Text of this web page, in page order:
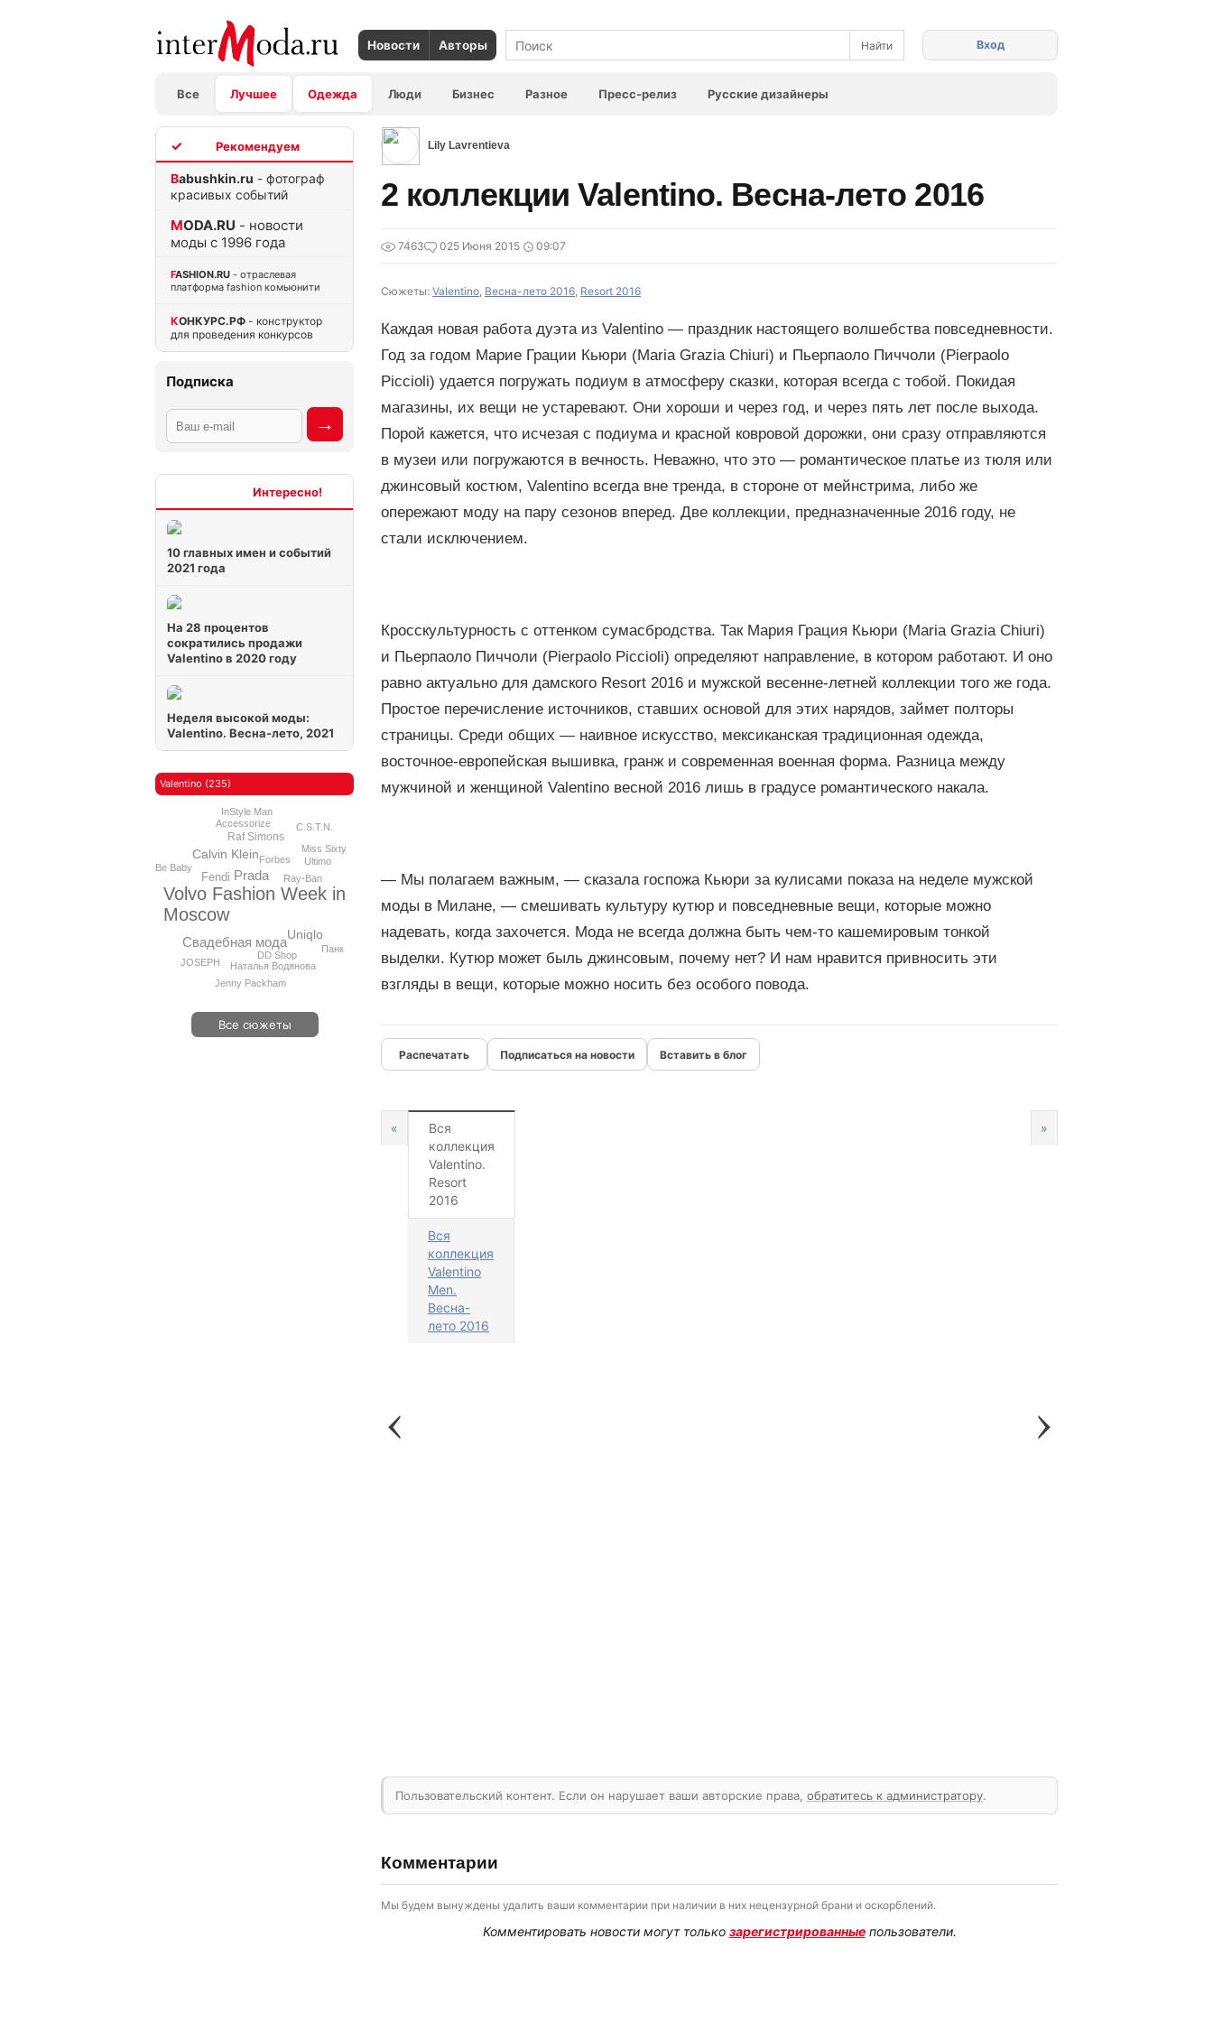
Новости Авторы
Все Лучшее Одежда Люди Бизнес Разное Пресс-релиз Русские дизайнеры
Вход
Babushkin.ru - фотограф
красивых событий
MODA.RU - новости
моды с 1996 года
FASHION.RU - отраслевая
платформа fashion комьюнити
КОНКУРС.РФ - конструктор
для проведения конкурсов
Подписка
10 главных имен и событий
2021 года
На 28 процентов
сократились продажи
Valentino в 2020 году
Неделя высокой моды:
Valentino. Весна-лето, 2021
Valentino (235)
Volvo Fashion Week in
Moscow
Prada
Свадебная мода
Calvin Klein
Uniqlo
Fendi
Raf Simons
Наталья Водянова
Ray-Ban
Forbes
Jenny Packham
JOSEPH
Ultimo
Miss Sixty
DD Shop
Accessorize
Be Baby
InStyle Man
Панк
C.S.T.N.
Все сюжеты
Lily Lavrentieva
2 коллекции Valentino. Весна-лето 2016
7463 025 Июня 2015 09:07
Сюжеты: Valentino, Весна-лето 2016, Resort 2016
Каждая новая работа дуэта из Valentino — праздник настоящего волшебства повседневности.
Год за годом Марие Грации Кьюри (Maria Grazia Chiuri) и Пьерпаоло Пиччоли (Pierpaolo
Piccioli) удается погружать подиум в атмосферу сказки, которая всегда с тобой. Покидая
магазины, их вещи не устаревают. Они хороши и через год, и через пять лет после выхода.
Порой кажется, что исчезая с подиума и красной ковровой дорожки, они сразу отправляются
в музеи или погружаются в вечность. Неважно, что это — романтическое платье из тюля или
джинсовый костюм, Valentino всегда вне тренда, в стороне от мейнстрима, либо же
опережают моду на пару сезонов вперед. Две коллекции, предназначенные 2016 году, не
стали исключением.
Кросскультурность с оттенком сумасбродства. Так Мария Грация Кьюри (Maria Grazia Chiuri)
и Пьерпаоло Пиччоли (Pierpaolo Piccioli) определяют направление, в котором работают. И оно
равно актуально для дамского Resort 2016 и мужской весенне-летней коллекции того же года.
Простое перечисление источников, ставших основой для этих нарядов, займет полторы
страницы. Среди общих — наивное искусство, мексиканская традиционная одежда,
восточное-европейская вышивка, гранж и современная военная форма. Разница между
мужчиной и женщиной Valentino весной 2016 лишь в градусе романтического накала.
— Мы полагаем важным, — сказала госпожа Кьюри за кулисами показа на неделе мужской
моды в Милане, — смешивать культуру кутюр и повседневные вещи, которые можно
надевать, когда захочется. Мода не всегда должна быть чем-то кашемировым тонкой
выделки. Кутюр может быль джинсовым, почему нет? И нам нравится привносить эти
взгляды в вещи, которые можно носить без особого повода.
Подписаться на новости Вставить в блог
«
Вся
коллекция
Valentino.
Resort
2016
Вся
коллекция
Valentino
Men.
Весна-
лето 2016
»
Пользовательский контент. Если он нарушает ваши авторские права, обратитесь к администратору.
Комментарии
Мы будем вынуждены удалить ваши комментарии при наличии в них нецензурной брани и оскорблений.
Комментировать новости могут только зарегистрированныепользователи.